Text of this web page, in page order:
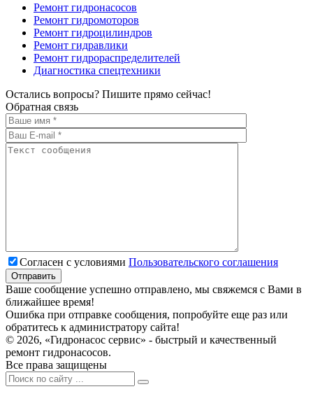
Ремонт гидронасосов
Ремонт гидромоторов
Ремонт гидроцилиндров
Ремонт гидравлики
Ремонт гидрораспределителей
Диагностика спецтехники
Остались вопросы? Пишите прямо сейчас!
Обратная связь
Согласен с условиями Пользовательского соглашения
Ваше сообщение успешно отправлено, мы свяжемся с Вами в
ближайшее время!
Ошибка при отправке сообщения, попробуйте еще раз или
обратитесь к администратору сайта!
© 2026, «Гидронасос сервис» - быстрый и качественный
ремонт гидронасосов.
Все права защищены